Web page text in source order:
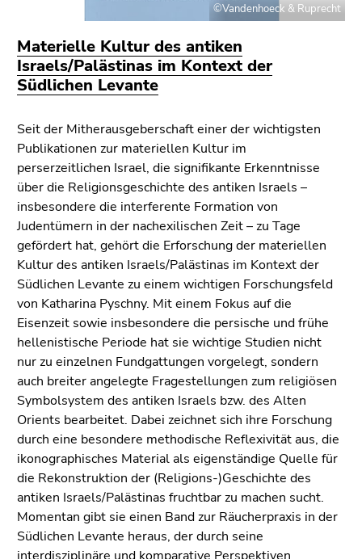
Materielle Kultur des antiken
Israels/Palästinas im Kontext der
Südlichen Levante
Seit der Mitherausgeberschaft einer der wichtigsten
Publikationen zur materiellen Kultur im
perserzeitlichen Israel, die signifikante Erkenntnisse
über die Religionsgeschichte des antiken Israels –
insbesondere die interferente Formation von
Judentümern in der nachexilischen Zeit – zu Tage
gefördert hat, gehört die Erforschung der materiellen
Kultur des anti­ken Israels/Palästinas im Kontext der
Südlichen Levante zu einem wichtigen Forschungsfeld
von Katharina Pyschny. Mit einem Fokus auf die
Eisenzeit sowie insbesondere die persische und frühe
hellenistische Periode hat sie wichtige Studien nicht
nur zu einzelnen Fund­gattungen vorgelegt, sondern
auch breiter angelegte Frage­stellungen zum religiösen
Symbolsystem des antiken Israels bzw. des Alten
Orients bearbeitet. Dabei zeichnet sich ihre Forschung
durch eine besondere methodische Reflexivität aus, die
ikonographisches Material als eigenständige Quelle für
die Rekonstruktion der (Religions-)Geschichte des
antiken Israels/Palästinas fruchtbar zu machen sucht.
Momentan gibt sie einen Band zur Räucherpraxis in der
Südlichen Levante heraus, der durch seine
interdisziplinäre und komparative Perspektiven
©Vandenhoeck & Ruprecht